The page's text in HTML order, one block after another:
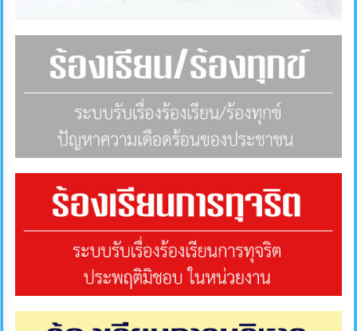
การ
ทุจริต
มาตรการ
ภายใน
ป้องกัน
การ
ทุจริต
e-
Service